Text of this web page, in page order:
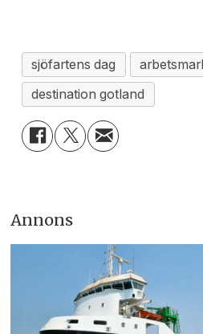
sjöfartens dag
destination gotland
Annons